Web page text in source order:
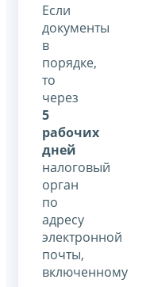
Если
документы
в
порядке,
то
через
5
рабочих
дней
налоговый
орган
по
адресу
электронной
почты,
включенному